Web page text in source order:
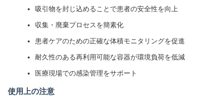
吸引物を封じ込めることで患者の安全性を向上
収集・廃棄プロセスを簡素化
患者ケアのための正確な体積モニタリングを促進
耐久性のある再利用可能な容器が環境負荷を低減
医療現場での感染管理をサポート
使用上の注意